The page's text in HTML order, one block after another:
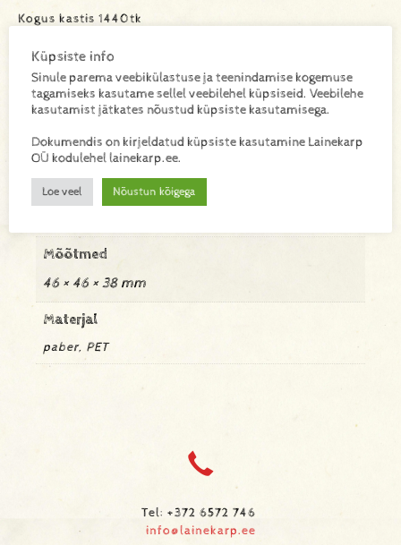
Kogus kastis 1440tk
Lisa toode päringukorvi
Kaal
Mõõtmed
46 × 46 × 38 mm
Materjal
paber, PET
Küpsiste info
Sinule parema veebikülastuse ja teenindamise kogemuse
tagamiseks kasutame sellel veebilehel küpsiseid. Veebilehe
kasutamist jätkates nõustud küpsiste kasutamisega.
Dokumendis on kirjeldatud küpsiste kasutamine Lainekarp
OÜ kodulehel lainekarp.ee.
Loe veel Nõustun kõigega
Tel: +372 6572 746
info@lainekarp.ee